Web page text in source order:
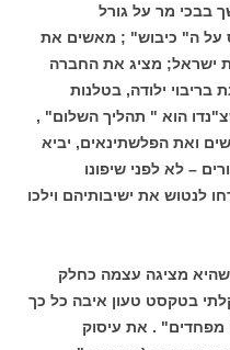
בבכי מר על גורל
על ה" כיבוש" ; מאשים את
ישראל; מציג את החברה
ילודה, בטלנות
הוא " תהליך השלום" ,
ואת הפלשתינאים, יביא
– לא לפני שיפונו
לנטוש את ישיבותיהם וילכו
מציגה עצמה כחלק
בטקסט טעון איבה כל כך
מפחדים" . את עיסוק